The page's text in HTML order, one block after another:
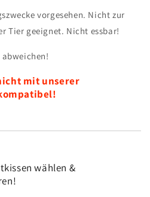
vorgesehen. Nicht zur
Tier geeignet. Nicht essbar!
abweichen!
mit unserer
wählen &